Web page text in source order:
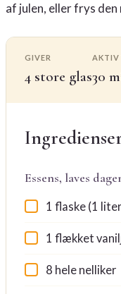
af julen, eller frys den
GIVER
4 store glas
AKTIV
30
Essens, laves
1 flaske (1
1 flækket
8 hele nelliker